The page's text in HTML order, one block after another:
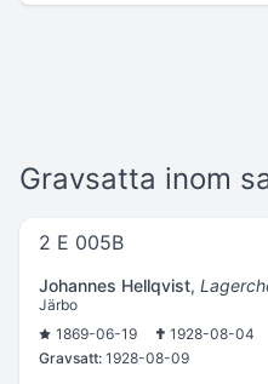
Gravsatta inom
2 E 005B
Johannes Hellqvist,
Järbo
1869-06-19
1928-08-04
Gravsatt: 1928-08-09